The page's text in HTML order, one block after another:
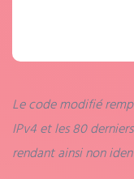
Le code modifié
IPv4 et les 80
rendant ainsi non